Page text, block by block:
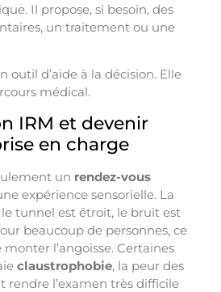
Il propose, si besoin, des
un traitement ou une
outil d’aide à la décision. Elle
médical.
IRM et devenir
en charge
un rendez-vous
expérience sensorielle. La
tunnel est étroit, le bruit est
beaucoup de personnes, ce
l’angoisse. Certaines
claustrophobie, la peur des
rendre l’examen très difficile